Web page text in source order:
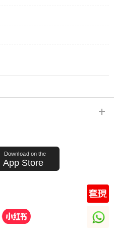
Download on the
App Store